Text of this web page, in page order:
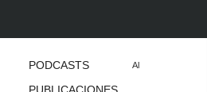
PODCASTS
Al